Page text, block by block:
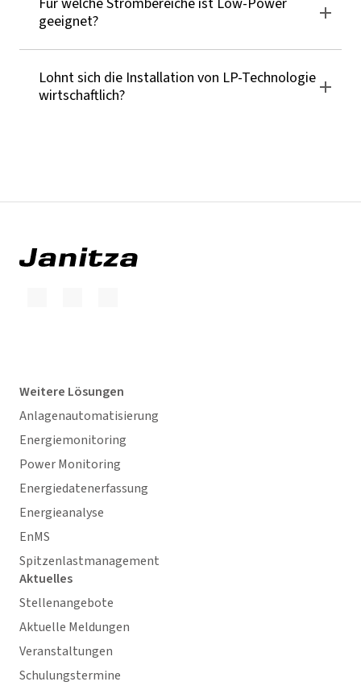
geeignet?
Lohnt sich die Installation von LP-Technologie
wirtschaftlich?
Weitere Lösungen
Anlagenautomatisierung
Energiemonitoring
Power Monitoring
Energiedatenerfassung
Energieanalyse
EnMS
Spitzenlastmanagement
Aktuelles
Stellenangebote
Aktuelle Meldungen
Veranstaltungen
Schulungstermine